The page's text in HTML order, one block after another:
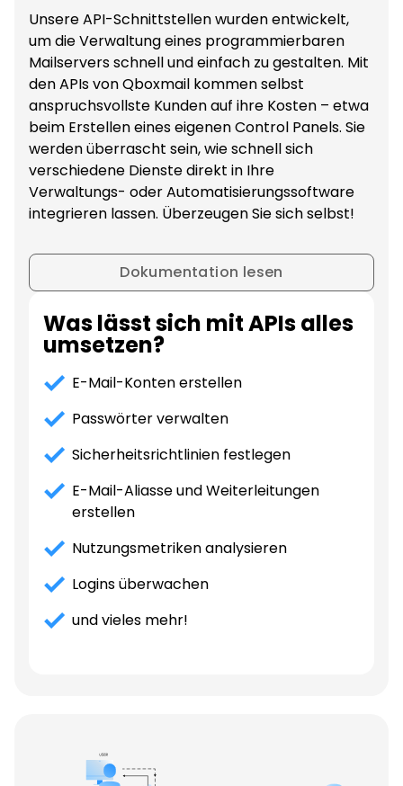
WHMCS-Modul
Email Delivery
WHMCS-Modul
Unsere API-Schnittstellen wurden entwickelt,
um die Verwaltung eines programmierbaren
Mailservers schnell und einfach zu gestalten. Mit
den APIs von Qboxmail kommen selbst
anspruchsvollste Kunden auf ihre Kosten – etwa
beim Erstellen eines eigenen Control Panels. Sie
werden überrascht sein, wie schnell sich
verschiedene Dienste direkt in Ihre
Verwaltungs- oder Automatisierungssoftware
integrieren lassen. Überzeugen Sie sich selbst!
Dokumentation lesen
Was lässt sich mit APIs alles
umsetzen?
E-Mail-Konten erstellen
Passwörter verwalten
Sicherheitsrichtlinien festlegen
E-Mail-Aliasse und Weiterleitungen
erstellen
Nutzungsmetriken analysieren
Logins überwachen
und vieles mehr!